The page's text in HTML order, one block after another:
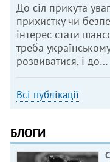
До сіл прикута
прихистку чи
інтерес стати
треба
розвиватися, і до…
Всі публікації
БЛОГИ